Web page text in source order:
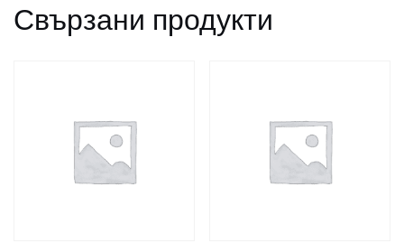
Свързани продукти